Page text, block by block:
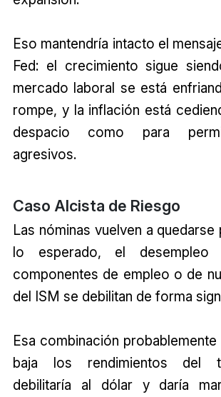
Eso mantendría intacto el
Fed: el crecimiento sigue
mercado laboral se está
rompe, y la inflación está
despacio como para
agresivos.
Caso Alcista de Riesgo
Las nóminas vuelven a
lo esperado, el
componentes de empleo o de
del ISM se debilitan de forma
Esa combinación probablemente
baja los rendimientos del
debilitaría al dólar y daría